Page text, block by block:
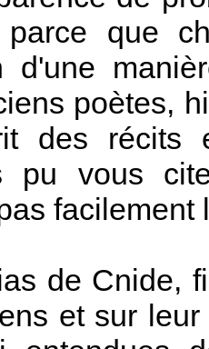
que
d'une
poètes,
des récits
pu vous
facilement
de Cnide,
et sur